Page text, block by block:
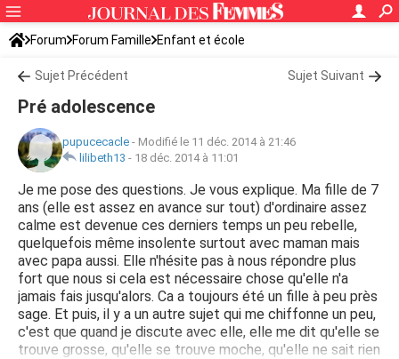
Forum Forum Famille Enfant et école
Sujet Précédent Sujet Suivant
Pré adolescence
pupucecacle - Modifié le 11 déc. 2014 à 21:46
lilibeth13 - 18 déc. 2014 à 11:01
Je me pose des questions. Je vous explique. Ma fille de 7
ans (elle est assez en avance sur tout) d'ordinaire assez
calme est devenue ces derniers temps un peu rebelle,
quelquefois même insolente surtout avec maman mais
avec papa aussi. Elle n'hésite pas à nous répondre plus
fort que nous si cela est nécessaire chose qu'elle n'a
jamais fais jusqu'alors. Ca a toujours été un fille à peu près
sage. Et puis, il y a un autre sujet qui me chiffonne un peu,
c'est que quand je discute avec elle, elle me dit qu'elle se
trouve grosse, qu'elle se trouve moche, qu'elle ne sait rien